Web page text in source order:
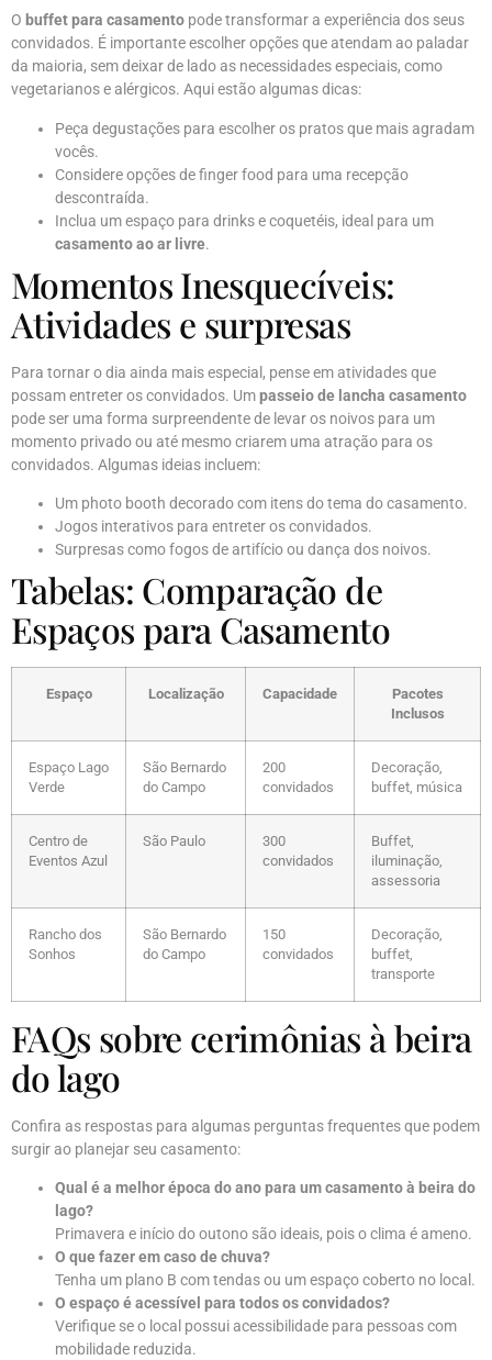
O buffet para casamento pode transformar a experiência dos seus
convidados. É importante escolher opções que atendam ao paladar
da maioria, sem deixar de lado as necessidades especiais, como
vegetarianos e alérgicos. Aqui estão algumas dicas:
Peça degustações para escolher os pratos que mais agradam
vocês.
Considere opções de finger food para uma recepção
descontraída.
Inclua um espaço para drinks e coquetéis, ideal para um
casamento ao ar livre.
Momentos Inesquecíveis:
Atividades e surpresas
Para tornar o dia ainda mais especial, pense em atividades que
possam entreter os convidados. Umpasseio de lancha casamento
pode ser uma forma surpreendente de levar os noivos para um
momento privado ou até mesmo criarem uma atração para os
convidados. Algumas ideias incluem:
Um photo booth decorado com itens do tema do casamento.
Jogos interativos para entreter os convidados.
Surpresas como fogos de artifício ou dança dos noivos.
Tabelas: Comparação de
Espaços para Casamento
Espaço Localização Capacidade
Pacotes
Inclusos
Espaço Lago
Verde
São Bernardo
do Campo
200
convidados
Decoração,
buffet, música
Centro de
Eventos Azul
São Paulo
300
convidados
Buffet,
iluminação,
assessoria
Rancho dos
Sonhos
São Bernardo
do Campo
150
convidados
Decoração,
buffet,
transporte
FAQs sobre cerimônias à beira
do lago
Confira as respostas para algumas perguntas frequentes que podem
surgir ao planejar seu casamento:
Qual é a melhor época do ano para um casamento à beira do
lago?
Primavera e início do outono são ideais, pois o clima é ameno.
O que fazer em caso de chuva?
Tenha um plano B com tendas ou um espaço coberto no local.
O espaço é acessível para todos os convidados?
Verifique se o local possui acessibilidade para pessoas com
mobilidade reduzida.